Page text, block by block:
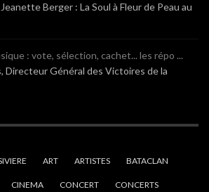
Jeanette Berger : La Soul à Fleur de Peau au
: vote, sélection, cachet... les répo ...
Directeur Général des Victoires de la
ART ARTISTES BATACLAN
CINEMA CONCERT CONCERTS